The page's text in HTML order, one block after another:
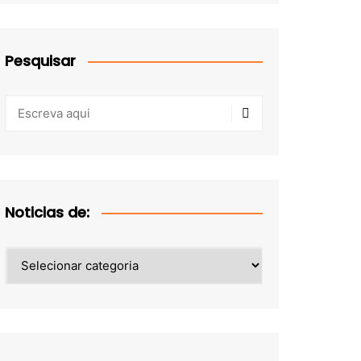
Pesquisar
Noticias de:
de: